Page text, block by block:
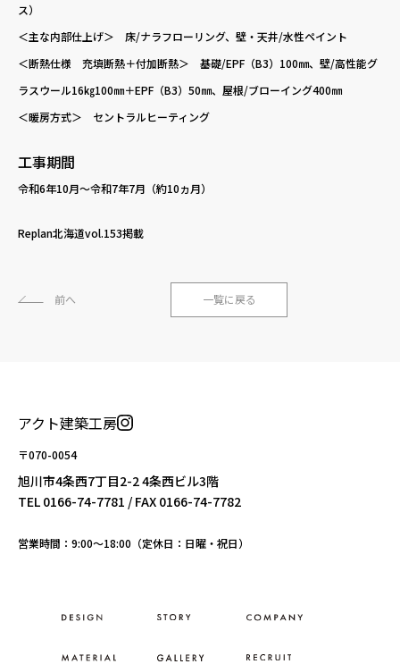
ス）
＜主な内部仕上げ＞ 床/ナラフローリング、壁・天井/水性ペイント
＜断熱仕様 充填断熱＋付加断熱＞ 基礎/EPF（B3）100㎜、壁/高性能グ
ラスウール16㎏100㎜＋EPF（B3）50㎜、屋根/ブローイング400㎜
＜暖房方式＞ セントラルヒーティング
工事期間
令和6年10月〜令和7年7月（約10ヵ月）
Replan北海道vol.153掲載
前へ 一覧に戻る
アクト建築工房
〒070-0054
旭川市4条西7丁目2-2 4条西ビル3階
TEL 0166-74-7781 / FAX 0166-74-7782
営業時間：9:00〜18:00（定休日：日曜・祝日）